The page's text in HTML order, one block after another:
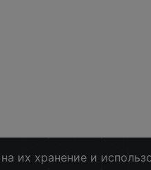
их хранение и